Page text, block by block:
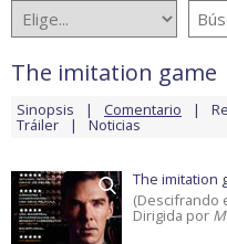
The imitation game
Sinopsis Comentario
Tráiler Noticias
The imitation
(Descifrando
Dirigida por